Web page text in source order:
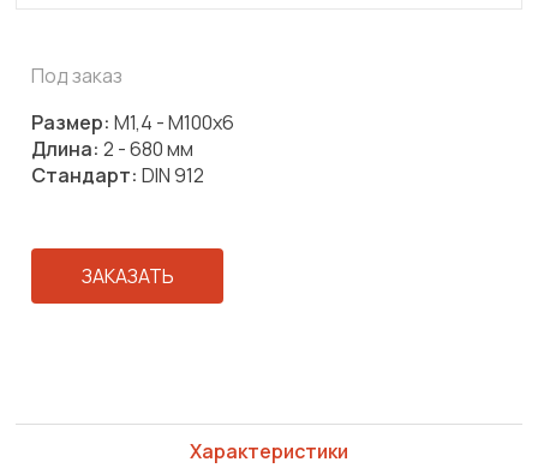
Под заказ
Размер: М1,4 - М100х6
Длина: 2 - 680 мм
Стандарт: DIN 912
ЗАКАЗАТЬ
Характеристики